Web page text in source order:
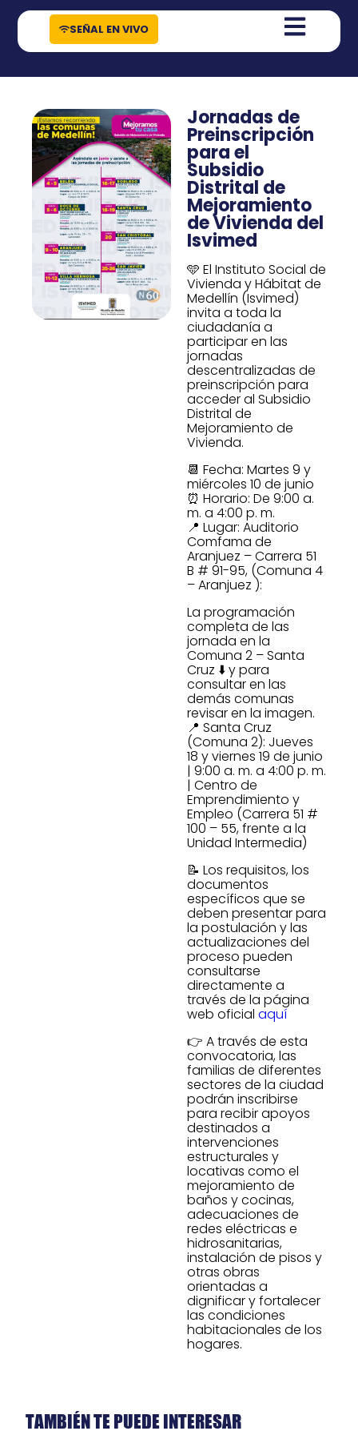
contenido
SEÑAL EN VIVO
Jornadas de
Preinscripción
para el
Subsidio
Distrital de
Mejoramiento
de Vivienda del
Isvimed
🩵 El Instituto Social de
Vivienda y Hábitat de
Medellín (Isvimed)
invita a toda la
ciudadanía a
participar en las
jornadas
descentralizadas de
preinscripción para
acceder al Subsidio
Distrital de
Mejoramiento de
Vivienda.
📆 Fecha: Martes 9 y
miércoles 10 de junio
⏰ Horario: De 9:00 a.
m. a 4:00 p. m.
📍 Lugar: Auditorio
Comfama de
Aranjuez – Carrera 51
B # 91-95, (Comuna 4
– Aranjuez ):
La programación
completa de las
jornada en la
Comuna 2 – Santa
Cruz ⬇️ y para
consultar en las
demás comunas
revisar en la imagen.
📍 Santa Cruz
(Comuna 2): Jueves
18 y viernes 19 de junio
| 9:00 a. m. a 4:00 p. m.
| Centro de
Emprendimiento y
Empleo (Carrera 51 #
100 – 55, frente a la
Unidad Intermedia)
📝 Los requisitos, los
documentos
específicos que se
deben presentar para
la postulación y las
actualizaciones del
proceso pueden
consultarse
directamente a
través de la página
web oficial aquí
👉 A través de esta
convocatoria, las
familias de diferentes
sectores de la ciudad
podrán inscribirse
para recibir apoyos
destinados a
intervenciones
estructurales y
locativas como el
mejoramiento de
baños y cocinas,
adecuaciones de
redes eléctricas e
hidrosanitarias,
instalación de pisos y
otras obras
orientadas a
dignificar y fortalecer
las condiciones
habitacionales de los
hogares.
TAMBIÉN TE PUEDE INTERESAR